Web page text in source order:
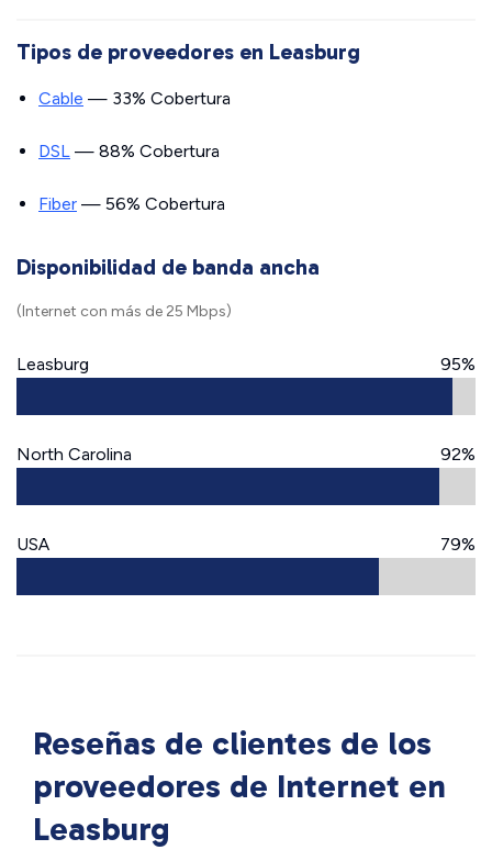
Tipos de proveedores en Leasburg
Cable — 33% Cobertura
DSL — 88% Cobertura
Fiber — 56% Cobertura
Disponibilidad de banda ancha
(Internet con más de 25 Mbps)
Leasburg 95%
North Carolina 92%
USA 79%
Reseñas de clientes de los
proveedores de Internet en
Leasburg